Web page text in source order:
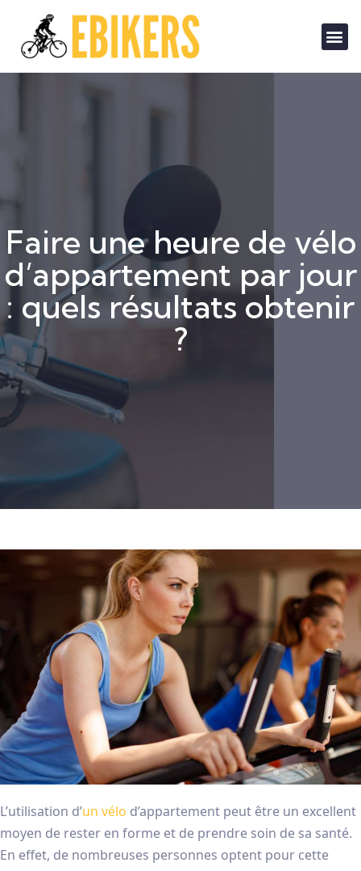
Faire une heure de vélo
d’appartement par jour
: quels résultats obtenir
?
L’utilisation d’un vélo d’appartement peut être un excellent
moyen de rester en forme et de prendre soin de sa santé.
En effet, de nombreuses personnes optent pour cette